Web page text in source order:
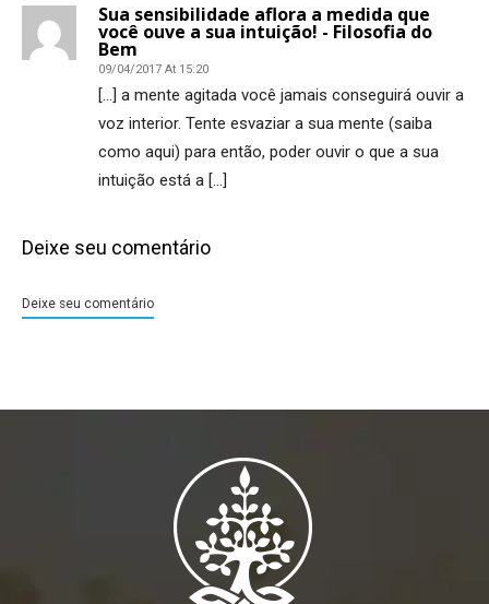
Sua sensibilidade aflora a medida que
você ouve a sua intuição! - Filosofia do
Bem
09/04/2017 At 15:20
[…] a mente agitada você jamais conseguirá ouvir a
voz interior. Tente esvaziar a sua mente (saiba
como aqui) para então, poder ouvir o que a sua
intuição está a […]
Deixe seu comentário
Deixe seu comentário